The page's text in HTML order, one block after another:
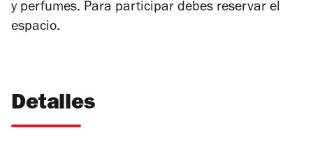
y perfumes. Para participar debes reservar el
espacio.
Detalles